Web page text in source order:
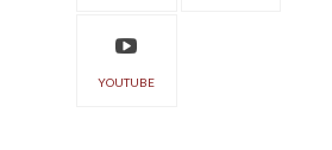
YOUTUBE